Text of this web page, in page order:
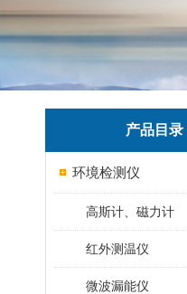
产品目录
环境检测仪
高斯计、磁力计
红外测温仪
微波漏能仪